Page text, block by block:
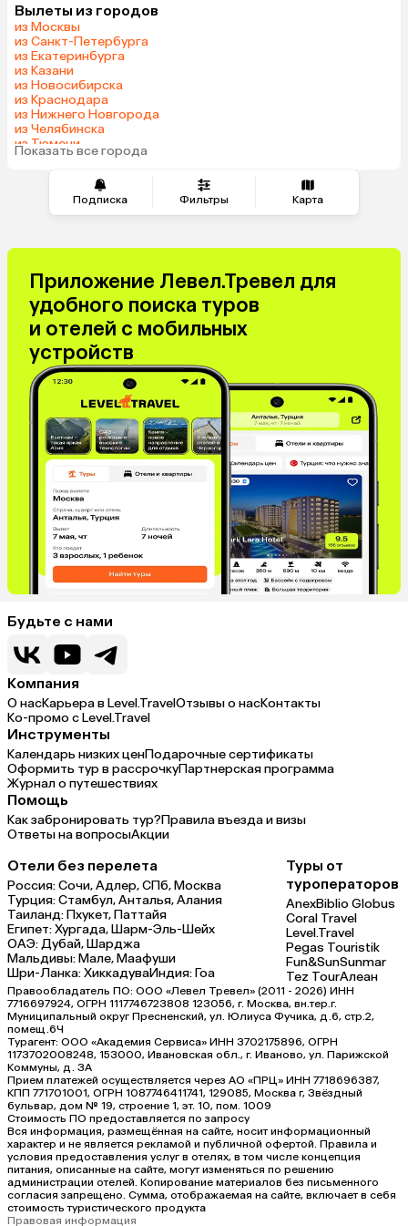
Подписка Фильтры Карта
Армения
Казахстан
Узбекистан
Катар
Гонконг
Таджикистан
Вылеты из городов
из Москвы
из Санкт-Петербурга
из Екатеринбурга
из Казани
из Новосибирска
из Краснодара
из Нижнего Новгорода
из Челябинска
из Тюмени
из Минеральных Вод
Показать все города
Приложение Левел.Тревел для
удобного поиска туров
и отелей с мобильных
устройств
Будьте с нами
Компания
О насКарьера в Level.TravelОтзывы о насКонтакты
Ко-промо с Level.Travel
Инструменты
Календарь низких ценПодарочные сертификаты
Оформить тур в рассрочкуПартнерская программа
Журнал о путешествиях
Помощь
Как забронировать тур?Правила въезда и визы
Ответы на вопросыАкции
Отели без перелета
Россия:Сочи,Адлер,СПб,Москва
Турция:Стамбул,Анталья,Алания
Таиланд:Пхукет,Паттайя
Египет:Хургада,Шарм-Эль-Шейх
ОАЭ:Дубай,Шарджа
Мальдивы:Мале,Маафуши
Шри-Ланка:ХиккадуваИндия:Гоа
Туры от
туроператоров
AnexBiblio Globus
Coral Travel
Level.Travel
Pegas Touristik
Fun&SunSunmar
Tez TourАлеан
Правообладатель ПО: ООО «Левел Тревел» (2011 - 2026) ИНН
7716697924, ОГРН 1117746723808 123056, г. Москва, вн.тер.г.
Муниципальный округ Пресненский, ул. Юлиуса Фучика, д.6, стр.2,
помещ.6Ч
Турагент: ООО «Академия Сервиса» ИНН 3702175896, ОГРН
1173702008248, 153000, Ивановская обл., г. Иваново, ул. Парижской
Коммуны, д. ЗА
Прием платежей осуществляется через АО «ПРЦ» ИНН 7718696387,
КПП 771701001, ОГРН 1087746411741, 129085, Москва г, Звёздный
бульвар, дом № 19, строение 1, эт. 10, пом. 1009
Стоимость ПО предоставляется по запросу
Вся информация, размещённая на сайте, носит информационный
характер и не является рекламой и публичной офертой. Правила и
условия предоставления услуг в отелях, в том числе концепция
питания, описанные на сайте, могут изменяться по решению
администрации отелей. Копирование материалов без письменного
согласия запрещено. Сумма, отображаемая на сайте, включает в себя
стоимость туристического продукта
Правовая информация